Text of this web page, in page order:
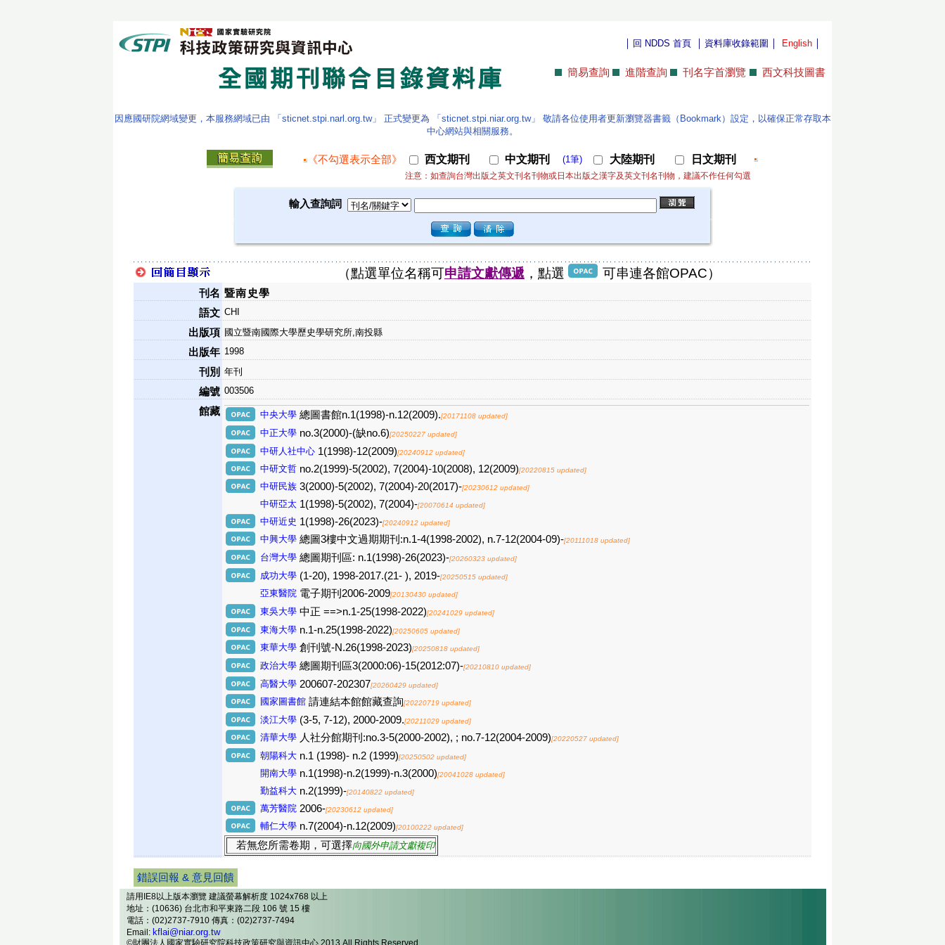
回 NDDS 首頁 資料庫收錄範圍 English
簡易查詢 進階查詢 刊名字首瀏覽 西文科技圖書
因應國研院網域變更，本服務網域已由 「sticnet.stpi.narl.org.tw」 正式變更為 「sticnet.stpi.niar.org.tw」 敬請各位使用者更新瀏覽器書籤（Bookmark）設定，以確保正常存取本
中心網站與相關服務。
《不勾選表示全部》 西文期刊 中文期刊 (1筆) 大陸期刊 日文期刊
注意：如查詢台灣出版之英文刊名刊物或日本出版之漢字及英文刊名刊物，建議不作任何勾選
輸入查詢詞
（點選單位名稱可申請文獻傳遞 ，點選 可串連各館OPAC）
刊名 暨南史學
語文 CHI
出版項 國立暨南國際大學歷史學研究所,南投縣
出版年 1998
刊別 年刊
編號 003506
館藏 中央大學 總圖書館n.1(1998)-n.12(2009).[20171108 updated]
中正大學 no.3(2000)-(缺no.6)[20250227 updated]
中研人社中心 1(1998)-12(2009)[20240912 updated]
中研文哲 no.2(1999)-5(2002), 7(2004)-10(2008), 12(2009)[20220815 updated]
中研民族 3(2000)-5(2002), 7(2004)-20(2017)-[20230612 updated]
中研亞太 1(1998)-5(2002), 7(2004)-[20070614 updated]
中研近史 1(1998)-26(2023)-[20240912 updated]
中興大學 總圖3樓中文過期期刊:n.1-4(1998-2002), n.7-12(2004-09)-[20111018 updated]
台灣大學 總圖期刊區: n.1(1998)-26(2023)-[20260323 updated]
成功大學 (1-20), 1998-2017.(21- ), 2019-[20250515 updated]
亞東醫院 電子期刊2006-2009[20130430 updated]
東吳大學 中正 ==>n.1-25(1998-2022)[20241029 updated]
東海大學 n.1-n.25(1998-2022)[20250605 updated]
東華大學 創刊號-N.26(1998-2023)[20250818 updated]
政治大學 總圖期刊區3(2000:06)-15(2012:07)-[20210810 updated]
高醫大學 200607-202307[20260429 updated]
國家圖書館 請連結本館館藏查詢[20220719 updated]
淡江大學 (3-5, 7-12), 2000-2009.[20211029 updated]
清華大學 人社分館期刊:no.3-5(2000-2002), ; no.7-12(2004-2009)[20220527 updated]
朝陽科大 n.1 (1998)- n.2 (1999)[20250502 updated]
開南大學 n.1(1998)-n.2(1999)-n.3(2000)[20041028 updated]
勤益科大 n.2(1999)-[20140822 updated]
萬芳醫院 2006-[20230612 updated]
輔仁大學 n.7(2004)-n.12(2009)[20100222 updated]
若無您所需卷期，可選擇向國外申請文獻複印
錯誤回報 & 意見回饋
請用IE8以上版本瀏覽 建議螢幕解析度 1024x768 以上
地址：(10636) 台北市和平東路二段 106 號 15 樓
電話：(02)2737-7910 傳真：(02)2737-7494
Email: kflai@niar.org.tw
©財團法人國家實驗研究院科技政策研究與資訊中心 2013 All Rights Reserved.